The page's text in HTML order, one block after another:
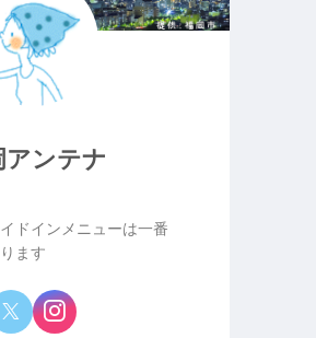
アンテナ
ドインメニューは一番
ます